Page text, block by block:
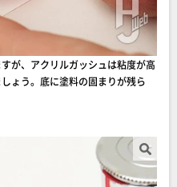
が、アクリルガッシュは粘度が高
ょう。底に塗料の固まりが残ら